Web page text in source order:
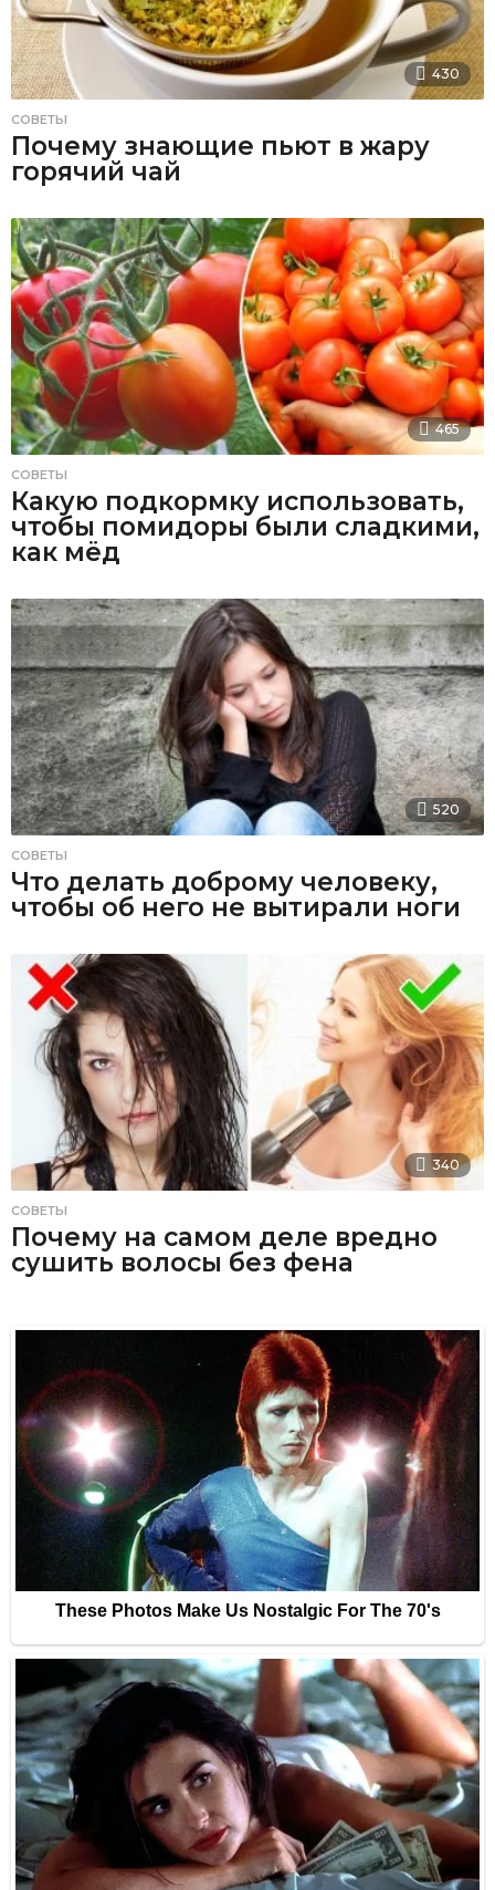
430
СОВЕТЫ
Почему знающие пьют в жару
горячий чай
465
СОВЕТЫ
Какую подкормку использовать,
чтобы помидоры были сладкими,
как мёд
520
СОВЕТЫ
Что делать доброму человеку,
чтобы об него не вытирали ноги
340
СОВЕТЫ
Почему на самом деле вредно
сушить волосы без фена